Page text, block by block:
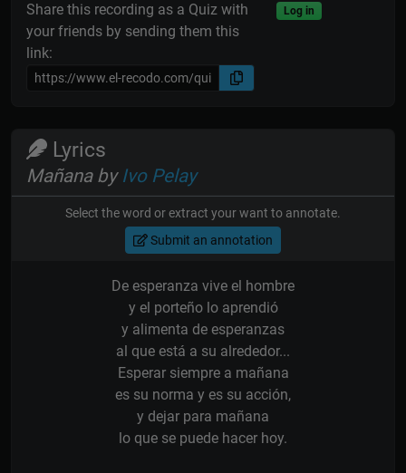
Share this recording as a Quiz with
your friends by sending them this
link:
Log in
Lyrics
Mañana by Ivo Pelay
Select the word or extract your want to annotate.
Submit an annotation
De esperanza vive el hombre
y el porteño lo aprendió
y alimenta de esperanzas
al que está a su alrededor...
Esperar siempre a mañana
es su norma y es su acción,
y dejar para mañana
lo que se puede hacer hoy.